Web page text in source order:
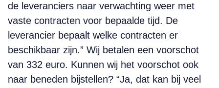
de leveranciers naar verwachting weer met
vaste contracten voor bepaalde tijd. De
leverancier bepaalt welke contracten er
beschikbaar zijn.” Wij betalen een voorschot
van 332 euro. Kunnen wij het voorschot ook
naar beneden bijstellen? “Ja, dat kan bij veel